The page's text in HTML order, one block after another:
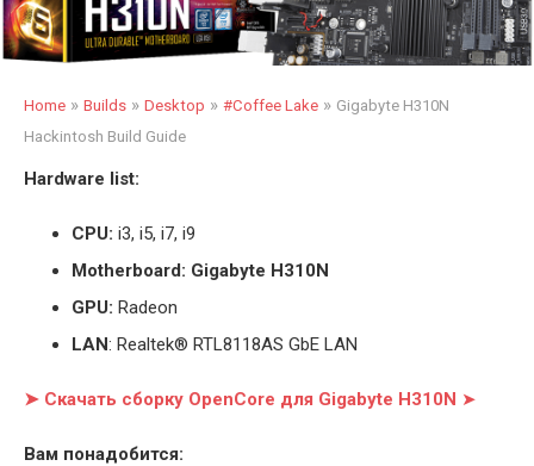
Home » Builds » Desktop » #Coffee Lake » Gigabyte H310N
Hackintosh Build Guide
Hardware list:
CPU: i3, i5, i7, i9
Motherboard: Gigabyte H310N
GPU: Radeon
LAN: Realtek® RTL8118AS GbE LAN
➤ Скачать сборку OpenCore для Gigabyte H310N ➤
Вам понадобится: